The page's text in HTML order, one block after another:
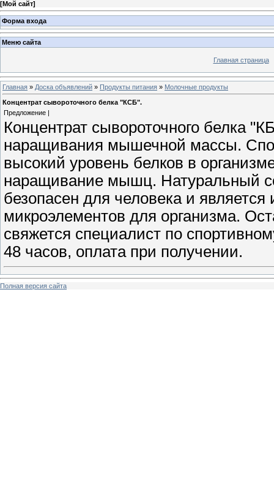
[Мой сайт]
Форма входа
Меню сайта
Главная страница
Главная » Доска объявлений » Продукты питания » Молочные продукты
Концентрат сывороточного белка "КСБ".
Предложение |
Концентрат сывороточного белка
наращивания мышечной массы.
высокий уровень белков в
наращивание мышц. Натуральный
безопасен для человека и
микроэлементов для организма.
свяжется специалист по
48 часов, оплата при получении.
Полная версия сайта